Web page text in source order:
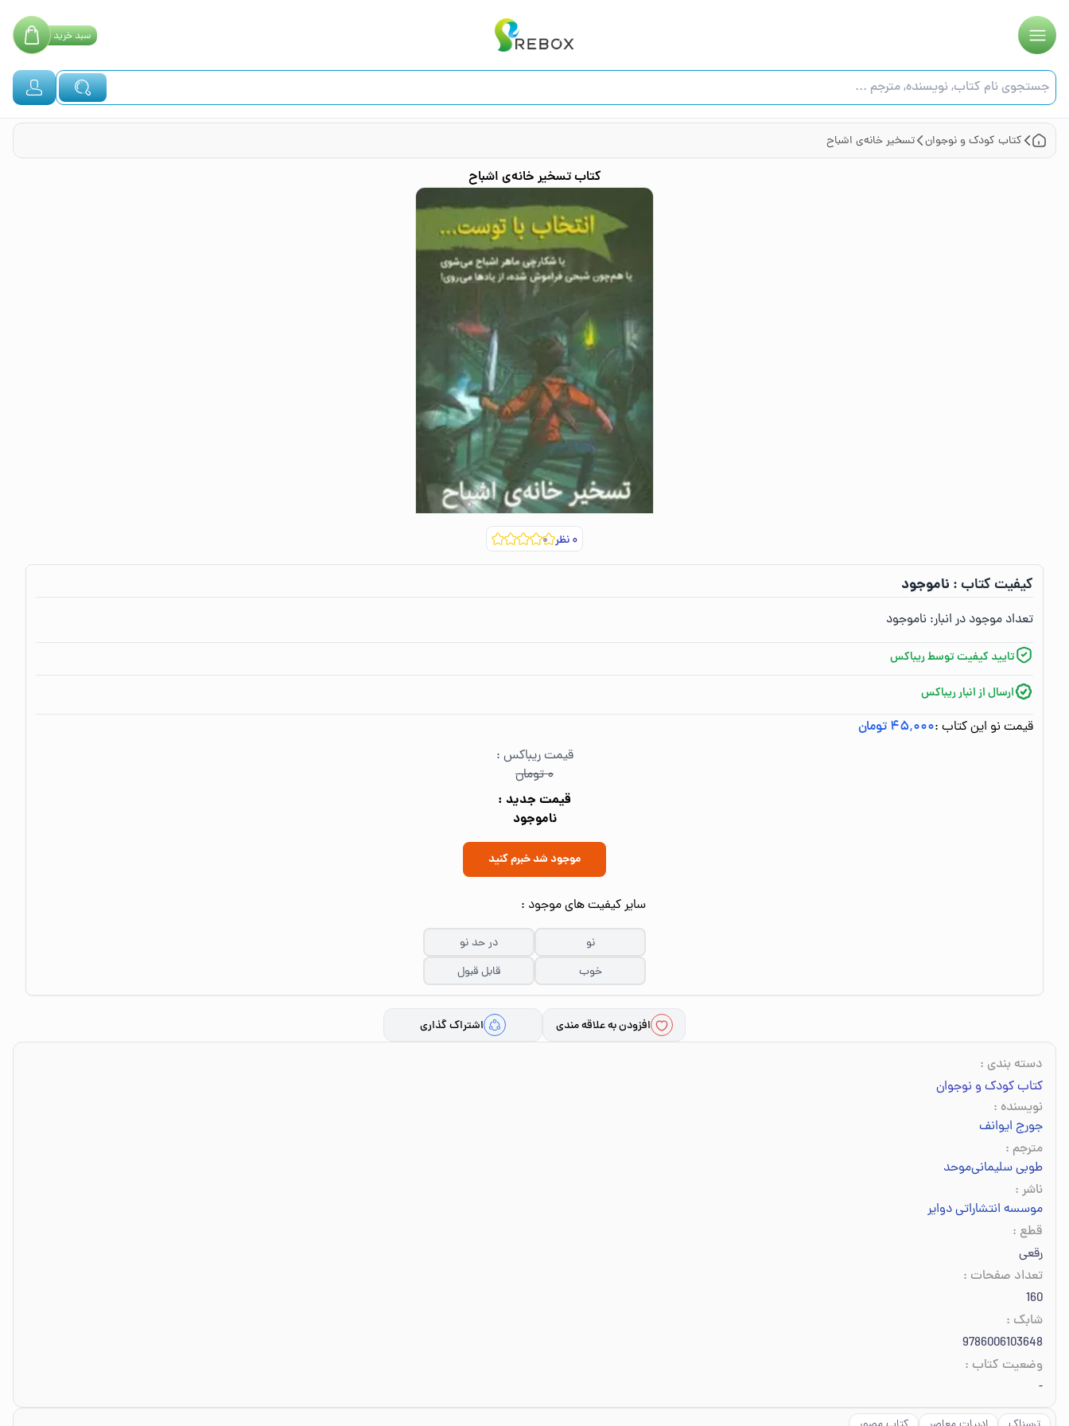
سبدخرید
کتاب کودک و نوجوان تسخیر خانه‌ی اشباح
کتابتسخیر خانه‌ی اشباح
۰نظر
کیفیت کتاب :‌ ناموجود
تعداد موجود در انبار:‌ ناموجود
تایید کیفیت توسط ریباکس
ارسال از انبار ریباکس
قیمت نو این کتاب :۴۵٬۰۰۰ تومان
قیمت ریباکس :
۰ تومان
قیمت جدید :
ناموجود
موجود شد خبرم کنید
سایر کیفیت های موجود :
نو
در حد نو
خوب
قابل قبول
افزودن به علاقه مندی اشتراک گذاری
دسته بندی :
کتاب کودک و نوجوان
نویسنده :
جورج ایوانف
مترجم :
طوبی سلیمانی‌موحد
ناشر :
موسسه انتشاراتی دوایر
قطع :
رقعی
تعداد صفحات :
160
شابک :
9786006103648
وضعیت کتاب :
-